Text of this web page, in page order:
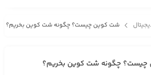
شت کوین چیست؟ چگونه شت کوین بخریم؟
چگونه شت کوین بخریم؟